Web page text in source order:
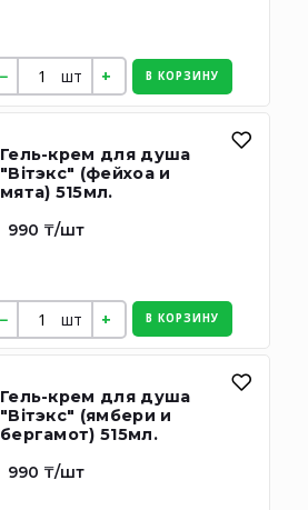
шт В КОРЗИНУ
Гель-крем для душа
"Вiтэкс" (фейхоа и
мята) 515мл.
990 ₸/шт
шт В КОРЗИНУ
Гель-крем для душа
"Вiтэкс" (ямбери и
бергамот) 515мл.
990 ₸/шт